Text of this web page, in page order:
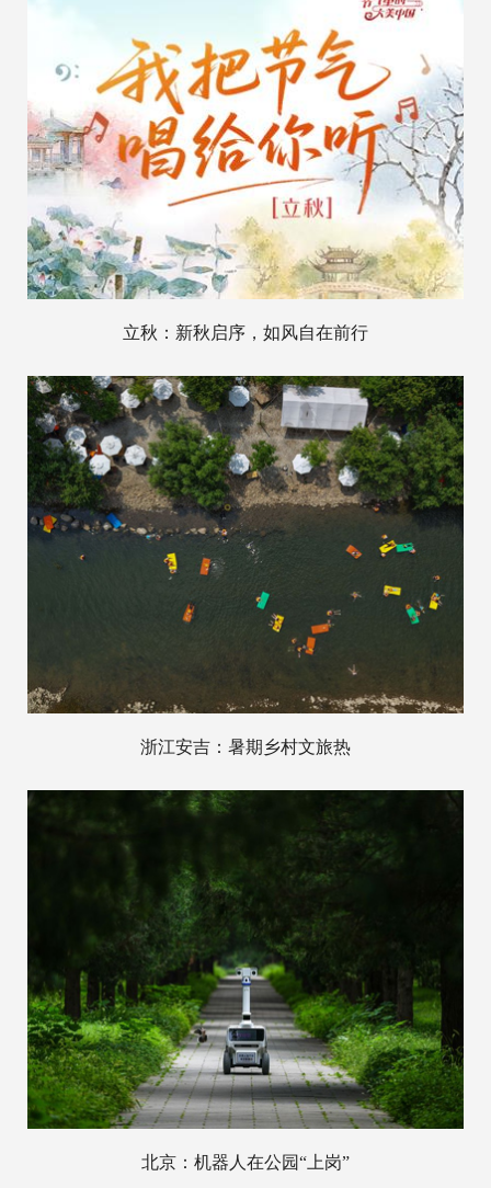
立秋：新秋启序，如风自在前行
浙江安吉：暑期乡村文旅热
北京：机器人在公园“上岗”